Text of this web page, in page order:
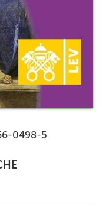
0498-5